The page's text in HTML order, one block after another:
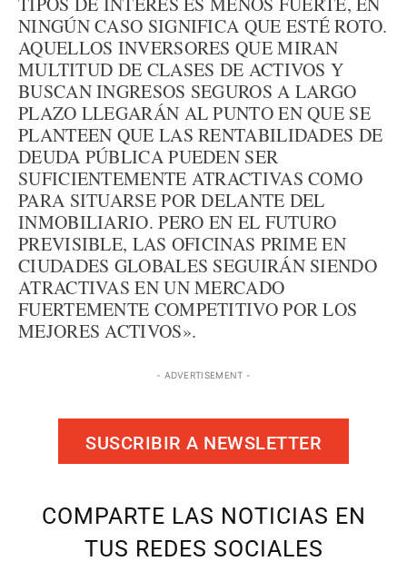
NINGÚN CASO SIGNIFICA QUE ESTÉ ROTO.
AQUELLOS INVERSORES QUE MIRAN
MULTITUD DE CLASES DE ACTIVOS Y
BUSCAN INGRESOS SEGUROS A LARGO
PLAZO LLEGARÁN AL PUNTO EN QUE SE
PLANTEEN QUE LAS RENTABILIDADES DE
DEUDA PÚBLICA PUEDEN SER
SUFICIENTEMENTE ATRACTIVAS COMO
PARA SITUARSE POR DELANTE DEL
INMOBILIARIO. PERO EN EL FUTURO
PREVISIBLE, LAS OFICINAS PRIME EN
CIUDADES GLOBALES SEGUIRÁN SIENDO
ATRACTIVAS EN UN MERCADO
FUERTEMENTE COMPETITIVO POR LOS
MEJORES ACTIVOS».
- ADVERTISEMENT -
SUSCRIBIR A NEWSLETTER
COMPARTE LAS NOTICIAS EN
TUS REDES SOCIALES